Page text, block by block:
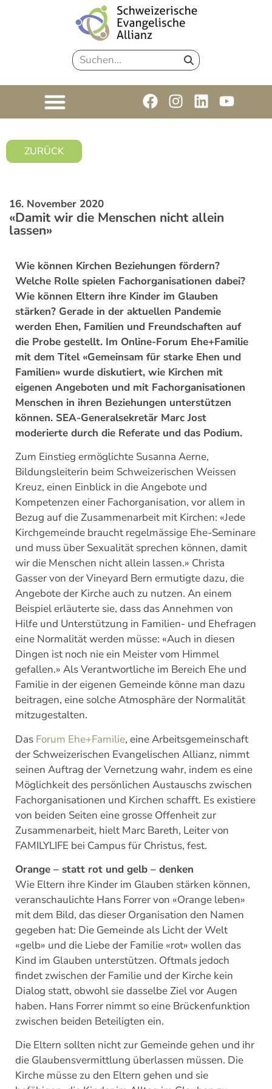
ZURÜCK
16. November 2020
«Damit wir die Menschen nicht allein
lassen»
Wie können Kirchen Beziehungen fördern?
Welche Rolle spielen Fachorganisationen dabei?
Wie können Eltern ihre Kinder im Glauben
stärken? Gerade in der aktuellen Pandemie
werden Ehen, Familien und Freundschaften auf
die Probe gestellt. Im Online-Forum Ehe+Familie
mit dem Titel «Gemeinsam für starke Ehen und
Familien» wurde diskutiert, wie Kirchen mit
eigenen Angeboten und mit Fachorganisationen
Menschen in ihren Beziehungen unterstützen
können. SEA-Generalsekretär Marc Jost
moderierte durch die Referate und das Podium.
Zum Einstieg ermöglichte Susanna Aerne,
Bildungsleiterin beim Schweizerischen Weissen
Kreuz, einen Einblick in die Angebote und
Kompetenzen einer Fachorganisation, vor allem in
Bezug auf die Zusammenarbeit mit Kirchen: «Jede
Kirchgemeinde braucht regelmässige Ehe-Seminare
und muss über Sexualität sprechen können, damit
wir die Menschen nicht allein lassen.» Christa
Gasser von der Vineyard Bern ermutigte dazu, die
Angebote der Kirche auch zu nutzen. An einem
Beispiel erläuterte sie, dass das Annehmen von
Hilfe und Unterstützung in Familien- und Ehefragen
eine Normalität werden müsse: «Auch in diesen
Dingen ist noch nie ein Meister vom Himmel
gefallen.» Als Verantwortliche im Bereich Ehe und
Familie in der eigenen Gemeinde könne man dazu
beitragen, eine solche Atmosphäre der Normalität
mitzugestalten.
Das Forum Ehe+Familie, eine Arbeitsgemeinschaft
der Schweizerischen Evangelischen Allianz, nimmt
seinen Auftrag der Vernetzung wahr, indem es eine
Möglichkeit des persönlichen Austauschs zwischen
Fachorganisationen und Kirchen schafft. Es existiere
von beiden Seiten eine grosse Offenheit zur
Zusammenarbeit, hielt Marc Bareth, Leiter von
FAMILYLIFE bei Campus für Christus, fest.
Orange – statt rot und gelb – denken
Wie Eltern ihre Kinder im Glauben stärken können,
veranschaulichte Hans Forrer von «Orange leben»
mit dem Bild, das dieser Organisation den Namen
gegeben hat: Die Gemeinde als Licht der Welt
«gelb» und die Liebe der Familie «rot» wollen das
Kind im Glauben unterstützen. Oftmals jedoch
findet zwischen der Familie und der Kirche kein
Dialog statt, obwohl sie dasselbe Ziel vor Augen
haben. Hans Forrer nimmt so eine Brückenfunktion
zwischen beiden Beteiligten ein.
Die Eltern sollten nicht zur Gemeinde gehen und ihr
die Glaubensvermittlung überlassen müssen. Die
Kirche müsse zu den Eltern gehen und sie